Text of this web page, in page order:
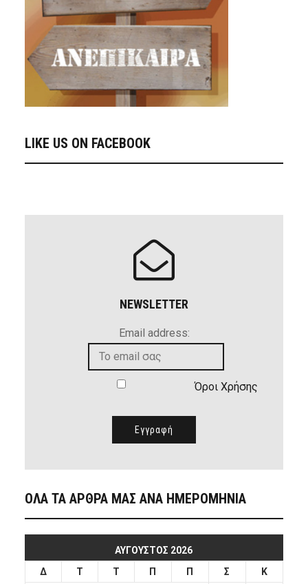
LIKE US ON FACEBOOK
NEWSLETTER
Email address:
Όροι Χρήσης
ΟΛΑ ΤΑ ΑΡΘΡΑ ΜΑΣ ΑΝΑ ΗΜΕΡΟΜΗΝΙΑ
ΑΎΓΟΥΣΤΟΣ 2026
Δ
Τ Τ Π Π Σ Κ